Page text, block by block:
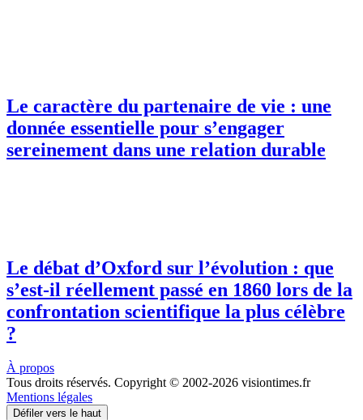
Le caractère du partenaire de vie : une
donnée essentielle pour s’engager
sereinement dans une relation durable
Le débat d’Oxford sur l’évolution : que
s’est-il réellement passé en 1860 lors de la
confrontation scientifique la plus célèbre
?
À propos
Tous droits réservés. Copyright © 2002-2026 visiontimes.fr
Mentions légales
Défiler vers le haut